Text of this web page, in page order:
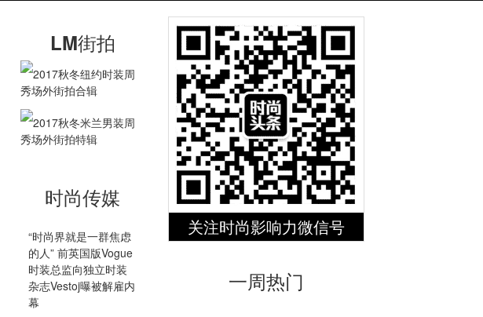
LM街拍
2017秋冬纽约时装周
秀场外街拍合辑
2017秋冬米兰男装周
秀场外街拍特辑
时尚传媒
“时尚界就是一群焦虑
的人” 前英国版Vogue
时装总监向独立时装
杂志Vestoj曝被解雇内
幕
关注时尚影响力微信号
一周热门